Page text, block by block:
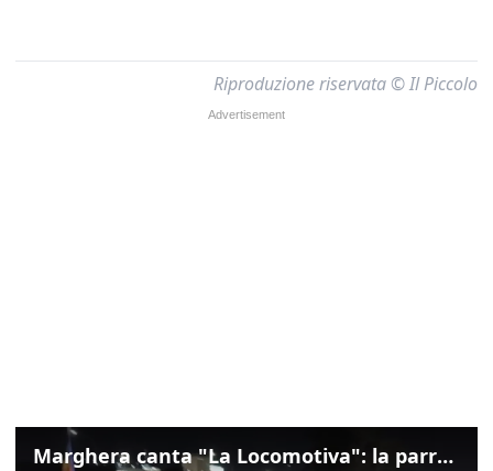
Riproduzione riservata © Il Piccolo
Marghera canta "La Locomotiva": la parrocchia della Cita ricorda Guccini